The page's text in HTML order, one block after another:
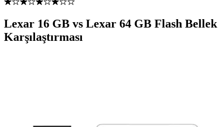
Lexar 16 GB vs Lexar 64 GB Flash Bellek
Karşılaştırması